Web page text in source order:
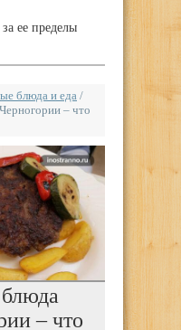
ее пределы
блюда и еда /
– что
– что